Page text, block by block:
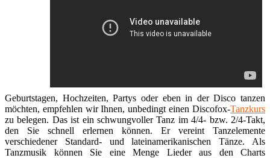
Geburtstagen, Hochzeiten, Partys oder eben in der Disco tanzen
möchten, empfehlen wir Ihnen, unbedingt einen Discofox-Tanzkurs
zu belegen. Das ist ein schwungvoller Tanz im 4/4- bzw. 2/4-Takt,
den Sie schnell erlernen können. Er vereint Tanzelemente
verschiedener Standard- und lateinamerikanischen Tänze. Als
Tanzmusik können Sie eine Menge Lieder aus den Charts